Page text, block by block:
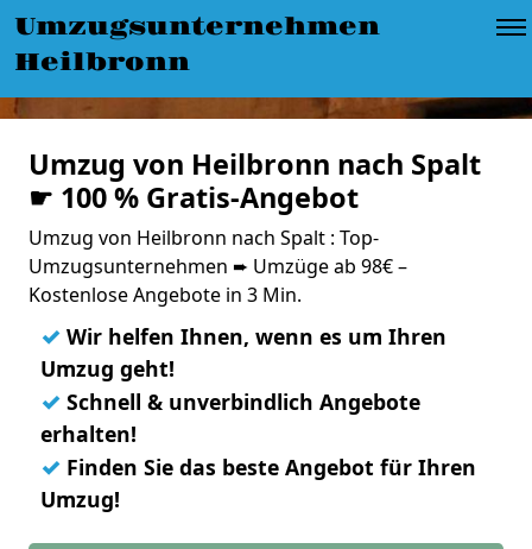
Umzugsunternehmen
Heilbronn
Umzug von Heilbronn nach Spalt
☛ 100 % Gratis-Angebot
Umzug von Heilbronn nach Spalt : Top-
Umzugsunternehmen ➨ Umzüge ab 98€ –
Kostenlose Angebote in 3 Min.
✓ Wir helfen Ihnen, wenn es um Ihren
Umzug geht!
✓ Schnell & unverbindlich Angebote
erhalten!
✓ Finden Sie das beste Angebot für Ihren
Umzug!